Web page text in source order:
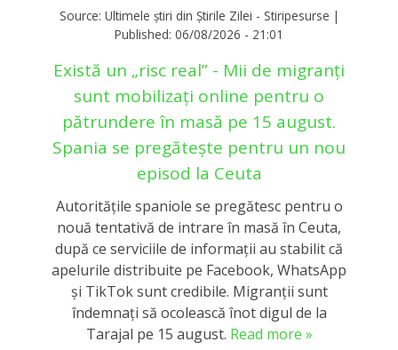
Source: Ultimele știri din Știrile Zilei - Stiripesurse |
Published: 06/08/2026 - 21:01
Există un „risc real” - Mii de migranți
sunt mobilizați online pentru o
pătrundere în masă pe 15 august.
Spania se pregătește pentru un nou
episod la Ceuta
Autoritățile spaniole se pregătesc pentru o
nouă tentativă de intrare în masă în Ceuta,
după ce serviciile de informații au stabilit că
apelurile distribuite pe Facebook, WhatsApp
și TikTok sunt credibile. Migranții sunt
îndemnați să ocolească înot digul de la
Tarajal pe 15 august. Read more »